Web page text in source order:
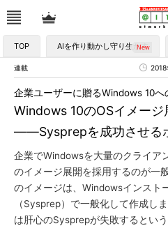
TOP AIを作り動かし守り生かす
連載
Windows 10のOSイメージ
――Sysprepを成功させる
企業ユーザーに贈るWindows 10へ
企業でWindowsを大量のクライア
のイメージ展開を採用するのが一
のイメージは、Windowsインスト
（Sysprep）で一般化して作成し
は肝心のSysprepが失敗するとい